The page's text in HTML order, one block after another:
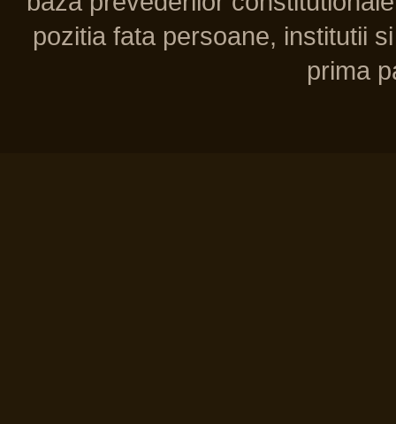
pozitia fata persoane, institutii
prima